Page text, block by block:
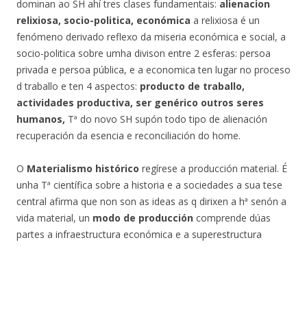
dominan ao SH ahí tres clases fundamentais: alienacion
relixiosa, socio-politica, económica a relixiosa é un
fenómeno derivado reflexo da miseria económica e social, a
socio-politica sobre umha divison entre 2 esferas: persoa
privada e persoa pública, e a economica ten lugar no proceso
d traballo e ten 4 aspectos: producto de traballo,
actividades productiva, ser genérico outros seres
humanos, Tª do novo SH supón todo tipo de alienación
recuperación da esencia e reconciliación do home.
O Materialismo histórico regírese a producción material. É
unha Tª científica sobre a historia e a sociedades a sua tese
central afirma que non son as ideas as q dirixen a hª senón a
vida material, un modo de producción comprende dúas
partes a infraestructura económica e a superestructura